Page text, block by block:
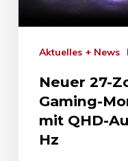
Aktuelles + News
Neuer 27-
Gaming-
mit QHD-
Hz